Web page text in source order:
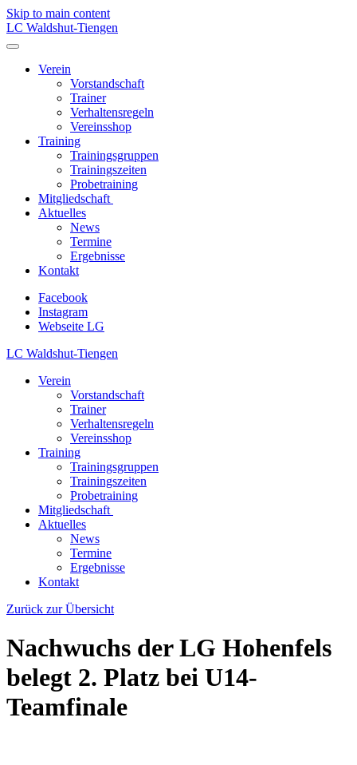
Skip to main content
LC Waldshut-Tiengen
Verein
Vorstandschaft
Trainer
Verhaltensregeln
Vereinsshop
Training
Trainingsgruppen
Trainingszeiten
Probetraining
Mitgliedschaft
Aktuelles
News
Termine
Ergebnisse
Kontakt
Facebook
Instagram
Webseite LG
LC Waldshut-Tiengen
Verein
Vorstandschaft
Trainer
Verhaltensregeln
Vereinsshop
Training
Trainingsgruppen
Trainingszeiten
Probetraining
Mitgliedschaft
Aktuelles
News
Termine
Ergebnisse
Kontakt
Zurück zur Übersicht
Nachwuchs der LG Hohenfels
belegt 2. Platz bei U14-
Teamfinale